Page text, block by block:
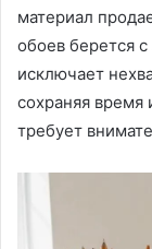
материал
обоев берется
исключает
сохраняя время
требует